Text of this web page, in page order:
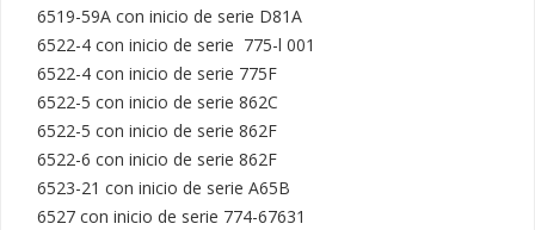
6519-59A con inicio de serie D81A
6522-4 con inicio de serie  775-l 001
6522-4 con inicio de serie 775F
6522-5 con inicio de serie 862C
6522-5 con inicio de serie 862F
6522-6 con inicio de serie 862F
6523-21 con inicio de serie A65B
6527 con inicio de serie 774-67631